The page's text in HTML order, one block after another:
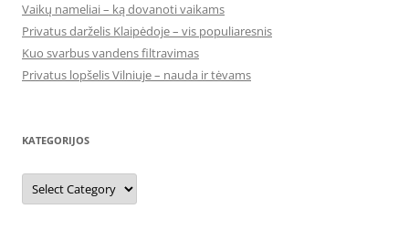
Vaikų nameliai – ką dovanoti vaikams
Privatus darželis Klaipėdoje – vis populiaresnis
Kuo svarbus vandens filtravimas
Privatus lopšelis Vilniuje – nauda ir tėvams
KATEGORIJOS
Kategorijos